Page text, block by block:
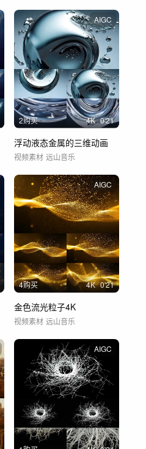
AIGC
2购买 4K 0'21
浮动液态金属的三维动画
视频素材 远山音乐
AIGC
4购买 4K 0'21
金色流光粒子4K
视频素材 远山音乐
AIGC